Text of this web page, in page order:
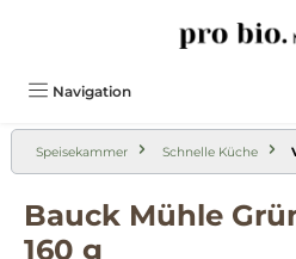
Navigation
Speisekammer Schnelle Küche
Bauck Mühle
160 g